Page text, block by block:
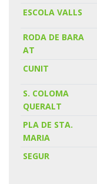
ESCOLA VALLS
RODA DE BARA
AT
CUNIT
S. COLOMA
QUERALT
PLA DE STA.
MARIA
SEGUR